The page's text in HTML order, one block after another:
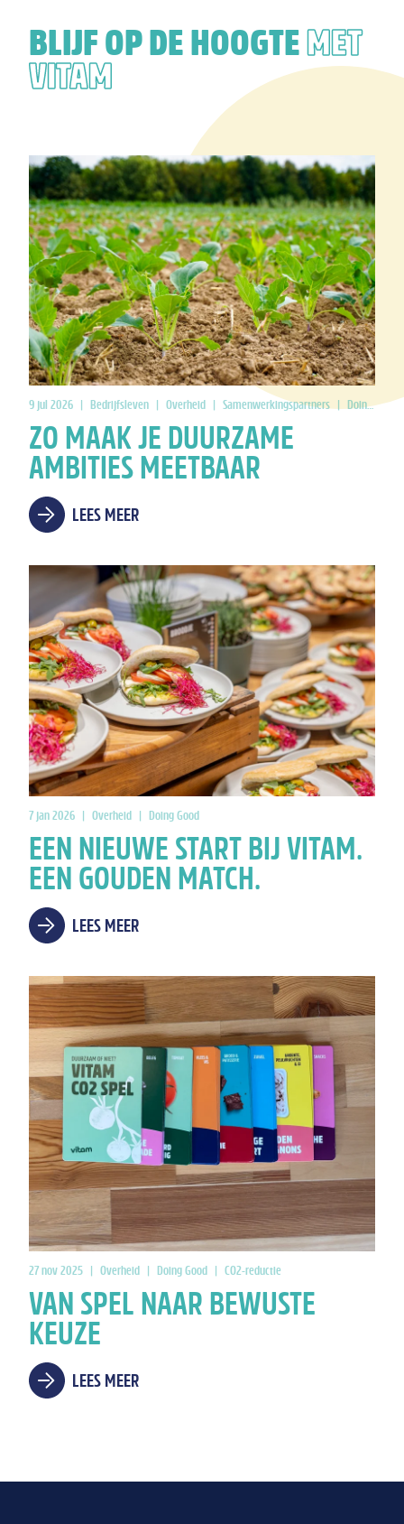
BLIJF OP DE HOOGTEMET
VITAM
9 jul 2026 | Bedrijfsleven | Overheid | Samenwerkingspartners | Doing Good
ZO MAAK JE DUURZAME
AMBITIES MEETBAAR
LEES MEER
7 jan 2026 | Overheid | Doing Good
EEN NIEUWE START BIJ VITAM.
EEN GOUDEN MATCH.
LEES MEER
27 nov 2025 | Overheid | Doing Good | CO2-reductie
VAN SPEL NAAR BEWUSTE
KEUZE
LEES MEER